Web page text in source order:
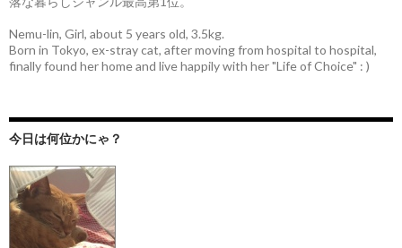
Nemu-lin, Girl, about 5 years old, 3.5kg.
Born in Tokyo, ex-stray cat, after moving from hospital to hospital,
finally found her home and live happily with her "Life of Choice" : )
今日は何位かにゃ？